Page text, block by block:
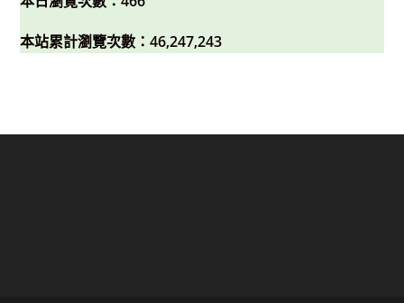
本站累計瀏覽次數：46,247,243